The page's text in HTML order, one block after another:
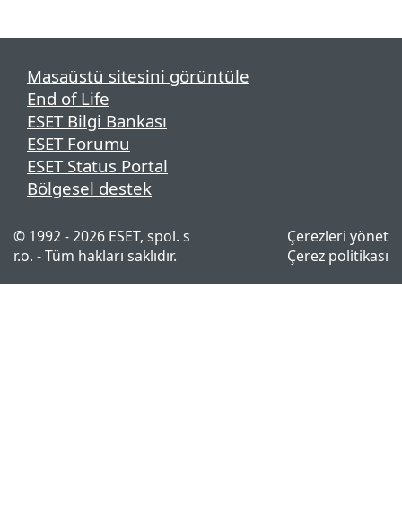
Masaüstü sitesini görüntüle
End of Life
ESET Bilgi Bankası
ESET Forumu
ESET Status Portal
Bölgesel destek
© 1992 - 2026 ESET, spol. s
r.o. - Tüm hakları saklıdır.
Çerezleri yönet
Çerez politikası